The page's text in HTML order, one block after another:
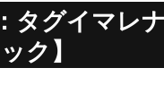
タグイマレ
ク】